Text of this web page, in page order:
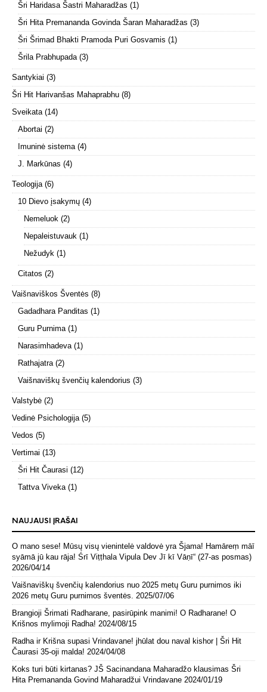
Šri Haridasa Šastri Maharadžas (1)
Šri Hita Premananda Govinda Šaran Maharadžas (3)
Šri Šrimad Bhakti Pramoda Puri Gosvamis (1)
Šrila Prabhupada(3)
Santykiai (3)
Šri Hit Harivanšas Mahaprabhu (8)
Sveikata(14)
Abortai (2)
Imuninė sistema(4)
J. Markūnas (4)
Teologija(6)
10 Dievo įsakymų (4)
Nemeluok (2)
Nepaleistuvauk (1)
Nežudyk (1)
Citatos (2)
Vaišnaviškos Šventės (8)
Gadadhara Panditas (1)
Guru Purnima(1)
Narasimhadeva(1)
Rathajatra(2)
Vaišnaviškų švenčių kalendorius (3)
Valstybė (2)
Vedinė Psichologija(5)
Vedos (5)
Vertimai (13)
Šri Hit Čaurasi (12)
Tattva Viveka(1)
NAUJAUSI ĮRAŠAI
O mano sese! Mūsų visų vienintelė valdovė yra Šjama! Hamāreṃ māī
syāmā jū kau rāja! Śrī Viṭṭhala Vipula Dev Jī kī Vāṇī“ (27-as posmas)
2026/04/14
Vaišnaviškų švenčių kalendorius nuo 2025 metų Guru purnimos iki
2026 metų Guru purnimos šventės. 2025/07/06
Brangioji Šrimati Radharane, pasirūpink manimi! O Radharane! O
Krišnos mylimoji Radha! 2024/08/15
Radha ir Krišna supasi Vrindavane! jhūlat dou naval kishor | Šri Hit
Čaurasi 35-oji malda! 2024/04/08
Koks turi būti kirtanas? JŠ Sacinandana Maharadžo klausimas Šri
Hita Premananda Govind Maharadžui Vrindavane 2024/01/19